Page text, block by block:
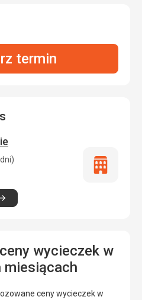
termin
Tylko
wycieczek w
miesiącach
ceny wycieczek w